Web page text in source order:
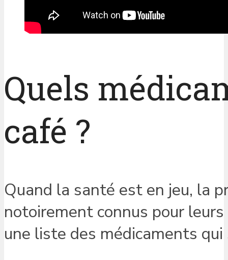
Quels
café ?
Quand la santé est en jeu, la
notoirement connus pour
une liste des médicaments